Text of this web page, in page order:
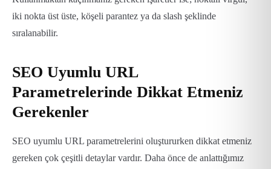
iki nokta üst üste, köşeli parantez ya da slash şeklinde
sıralanabilir.
SEO Uyumlu URL
Parametrelerinde Dikkat Etmeniz
Gerekenler
SEO uyumlu URL parametrelerini oluştururken dikkat etmeniz
gereken çok çeşitli detaylar vardır. Daha önce de anlattığımız